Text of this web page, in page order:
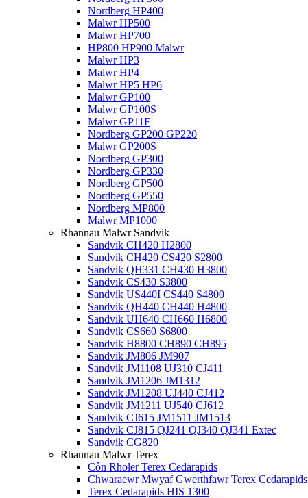
Nordberg HP400
Malwr HP500
Malwr HP700
HP800 HP900 Malwr
Malwr HP3
Malwr HP4
Malwr HP5 HP6
Malwr GP100
Malwr GP100S
Malwr GP11F
Nordberg GP200 GP220
Malwr GP200S
Nordberg GP300
Nordberg GP330
Nordberg GP500
Nordberg GP550
Nordberg MP800
Malwr MP1000
Rhannau Malwr Sandvik
Sandvik CH420 H2800
Sandvik CH420 CS420 S2800
Sandvik QH331 CH430 H3800
Sandvik CS430 S3800
Sandvik US440I CS440 S4800
Sandvik QH440 CH440 H4800
Sandvik UH640 CH660 H6800
Sandvik CS660 S6800
Sandvik H8800 CH890 CH895
Sandvik JM806 JM907
Sandvik JM1108 UJ310 CJ411
Sandvik JM1206 JM1312
Sandvik JM1208 UJ440 CJ412
Sandvik JM1211 UJ540 CJ612
Sandvik CJ615 JM1511 JM1513
Sandvik CJ815 QJ241 QJ340 QJ341 Extec
Sandvik CG820
Rhannau Malwr Terex
Côn Rholer Terex Cedarapids
Chwaraewr Mwyaf Gwerthfawr Terex Cedarapids
Terex Cedarapids HIS 1300